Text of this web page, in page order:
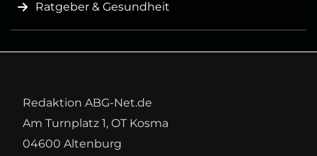
Ratgeber & Gesundheit
Redaktion ABG-Net.de
Am Turnplatz 1, OT Kosma
04600 Altenburg